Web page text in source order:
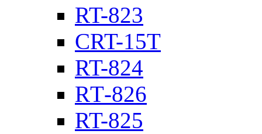
RT-823
CRT-15T
RT-824
RТ-826
RT-825